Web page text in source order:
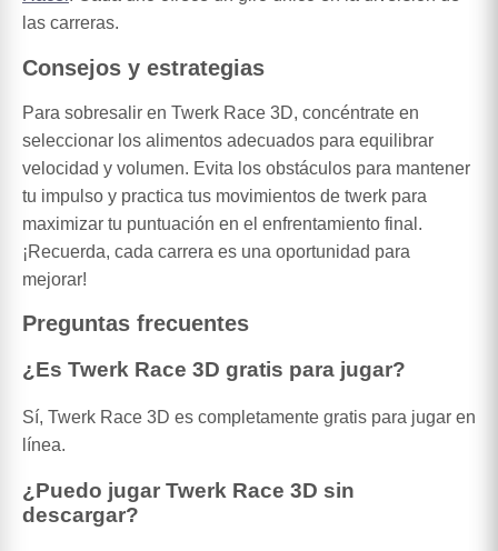
las carreras.
Consejos y estrategias
Para sobresalir en Twerk Race 3D, concéntrate en
seleccionar los alimentos adecuados para equilibrar
velocidad y volumen. Evita los obstáculos para mantener
tu impulso y practica tus movimientos de twerk para
maximizar tu puntuación en el enfrentamiento final.
¡Recuerda, cada carrera es una oportunidad para
mejorar!
Preguntas frecuentes
¿Es Twerk Race 3D gratis para jugar?
Sí, Twerk Race 3D es completamente gratis para jugar en
línea.
¿Puedo jugar Twerk Race 3D sin
descargar?